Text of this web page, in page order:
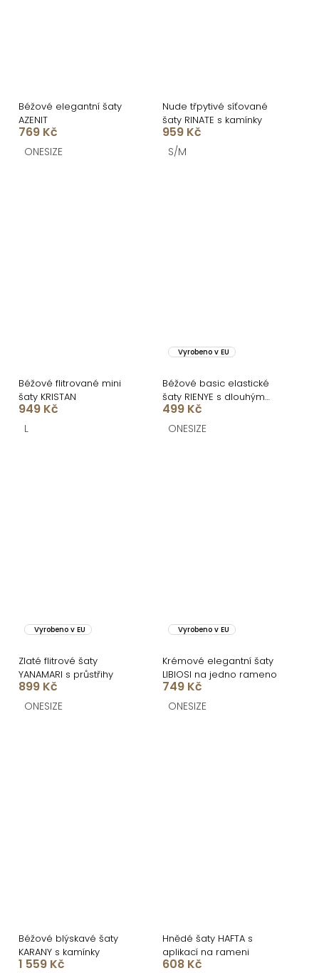
Béžové elegantní šaty
AZENIT
769 Kč
ONESIZE
Nude třpytivé síťované
šaty RINATE s kamínky
959 Kč
S/M
Béžové flitrované mini
šaty KRISTAN
949 Kč
L
Vyrobeno v EU
Béžové basic elastické
šaty RIENYE s dlouhým
rukávem
499 Kč
ONESIZE
Vyrobeno v EU
Zlaté flitrové šaty
YANAMARI s průstřihy
899 Kč
ONESIZE
Vyrobeno v EU
Krémové elegantní šaty
LIBIOSI na jedno rameno
749 Kč
ONESIZE
Béžové blýskavé šaty
KARANY s kamínky
1 559 Kč
Hnědé šaty HAFTA s
aplikací na rameni
608 Kč